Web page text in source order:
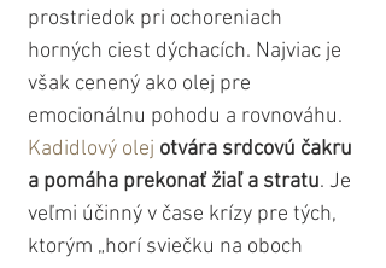
prostriedok pri ochoreniach
horných ciest dýchacích. Najviac je
však cenený ako olej pre
emocionálnu pohodu a rovnováhu.
Kadidlový olej otvára srdcovú čakru
a pomáha prekonať žiaľ a stratu. Je
veľmi účinný v čase krízy pre tých,
ktorým „horí sviečku na oboch